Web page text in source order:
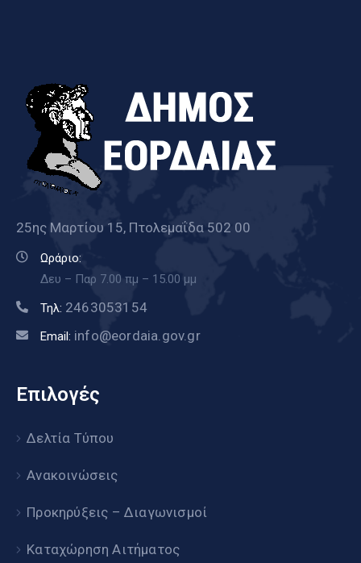
25ης Μαρτίου 15, Πτολεμαΐδα 502 00
Ωράριο:
Δευ – Παρ 7.00 πμ – 15.00 μμ
Τηλ: 2463053154
Email: info@eordaia.gov.gr
Επιλογές
Δελτία Τύπου
Ανακοινώσεις
Προκηρύξεις – Διαγωνισμοί
Καταχώρηση Αιτήματος